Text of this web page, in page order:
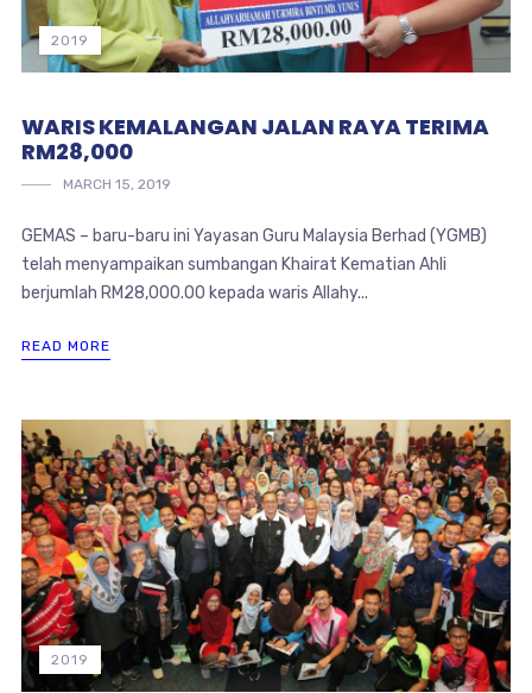
2019
WARIS KEMALANGAN JALAN RAYA TERIMA
RM28,000
MARCH 15, 2019
GEMAS – baru-baru ini Yayasan Guru Malaysia Berhad (YGMB)
telah menyampaikan sumbangan Khairat Kematian Ahli
berjumlah RM28,000.00 kepada waris Allahy...
READ MORE
2019